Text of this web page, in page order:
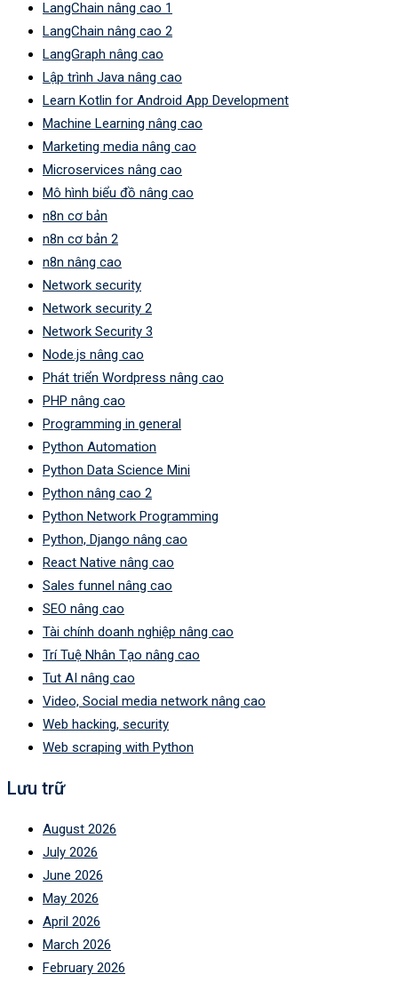
LangChain nâng cao 1
LangChain nâng cao 2
LangGraph nâng cao
Lập trình Java nâng cao
Learn Kotlin for Android App Development
Machine Learning nâng cao
Marketing media nâng cao
Microservices nâng cao
Mô hình biểu đồ nâng cao
n8n cơ bản
n8n cơ bản 2
n8n nâng cao
Network security
Network security 2
Network Security 3
Node.js nâng cao
Phát triển Wordpress nâng cao
PHP nâng cao
Programming in general
Python Automation
Python Data Science Mini
Python nâng cao 2
Python Network Programming
Python, Django nâng cao
React Native nâng cao
Sales funnel nâng cao
SEO nâng cao
Tài chính doanh nghiệp nâng cao
Trí Tuệ Nhân Tạo nâng cao
Tut AI nâng cao
Video, Social media network nâng cao
Web hacking, security
Web scraping with Python
Lưu trữ
August 2026
July 2026
June 2026
May 2026
April 2026
March 2026
February 2026